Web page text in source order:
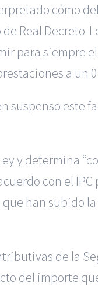
cómo
Real Decreto-
para siempre
a
suspenso
y determina
con el
han subido
de la
del importe